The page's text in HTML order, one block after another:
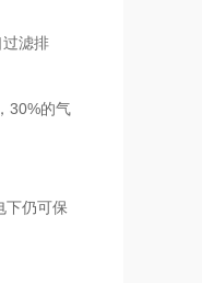
滤排
30%的气
下仍可保